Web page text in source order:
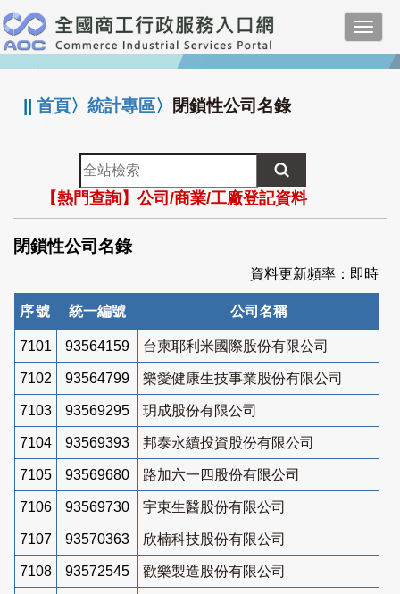
跳
到
主
要
:::
||首頁〉統計專區〉 閉鎖性公司名錄
全
站
檢
索
【熱門查詢】公司/商業/工廠登記資料
閉鎖性公司名錄
資料更新頻率：即時
序號 統一編號 公司名稱
7101 93564159 台柬耶利米國際股份有限公司
7102 93564799 樂愛健康生技事業股份有限公司
7103 93569295 玥成股份有限公司
7104 93569393 邦泰永續投資股份有限公司
7105 93569680 路加六一四股份有限公司
7106 93569730 宇東生醫股份有限公司
7107 93570363 欣楠科技股份有限公司
7108 93572545 歡樂製造股份有限公司